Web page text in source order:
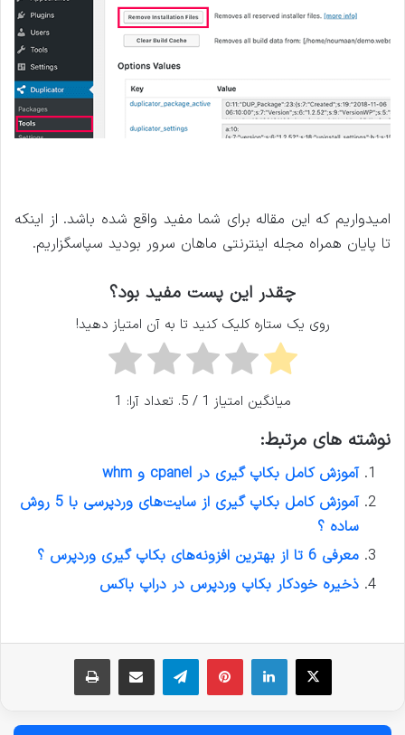
امیدواریم که این مقاله برای شما مفید واقع شده باشد. از اینکه
تا پایان همراه مجله اینترنتی ماهان سرور بودید سپاسگزاریم.
چقدر این پست مفید بود؟
روی یک ستاره کلیک کنید تا به آن امتیاز دهید!
میانگین امتیاز 1 / 5. تعداد آرا: 1
نوشته های مرتبط:
آموزش کامل بکاپ گیری در cpanel و whm
آموزش کامل بکاپ گیری از سایت‌های وردپرسی با 5 روش
ساده ؟
معرفی 6 تا از بهترین افزونه‌های بکاپ گیری وردپرس ؟
ذخیره خودکار بکاپ وردپرس در دراپ باکس